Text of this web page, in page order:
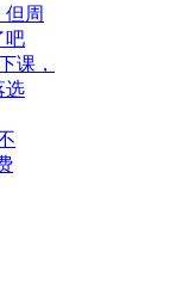
但周
吧
课，
选